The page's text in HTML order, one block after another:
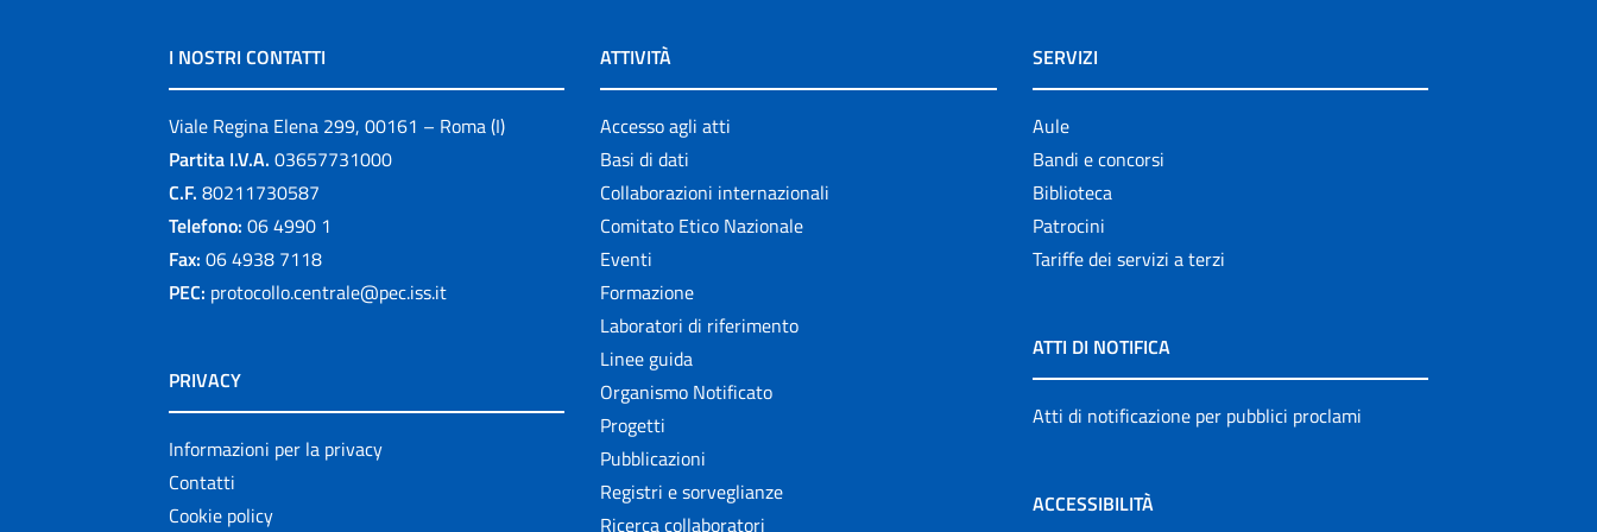
I NOSTRI CONTATTI
Viale Regina Elena 299, 00161 – Roma (I)
Partita I.V.A. 03657731000
C.F. 80211730587
Telefono: 06 4990 1
Fax: 06 4938 7118
PEC: protocollo.centrale@pec.iss.it
PRIVACY
Informazioni per la privacy
Contatti
Cookie policy
ATTIVITÀ
Accesso agli atti
Basi di dati
Collaborazioni internazionali
Comitato Etico Nazionale
Eventi
Formazione
Laboratori di riferimento
Linee guida
Organismo Notificato
Progetti
Pubblicazioni
Registri e sorveglianze
Ricerca collaboratori
SERVIZI
Aule
Bandi e concorsi
Biblioteca
Patrocini
Tariffe dei servizi a terzi
ATTI DI NOTIFICA
Atti di notificazione per pubblici proclami
ACCESSIBILITÀ